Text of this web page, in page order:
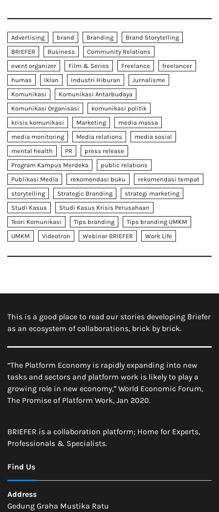
Advertising brand Branding
Brand Storytelling
BRIEFER
Business
Community Relations
event organizer
Film & Series Freelance
freelancer
humas
Iklan Industri Hiburan
Jurnalisme
Komunikasi
Komunikasi Antarbudaya
Komunikasi Organisasi
komunikasi politik
krisis komunikasi
Marketing
media massa
media monitoring
Media relations
media sosial
mental health
PR
press release
Program Kampus Merdeka
public relations
Publikasi Media
rekomendasi buku
rekomendasi tempat
storytelling
Strategic Branding
strategi marketing
Studi Kasus
Studi Kasus Krisis Perusahaan
Teori Komunikasi
Tips branding
Tips branding UMKM
UMKM
Videotron Webinar BRIEFER Work Life
This is a good place to read our stories developing Briefer
as an ecosystem of collaborations, brick by brick.
“The Platform Economy is rapidly expanding into new
tasks and sectors and platform work is likely to play a
growing role in new economy,” World Economic Forum,
The Promise of Platform Work, Jan 2020.
BRIEFER is a collaboration platform; Home for Experts,
Professionals & Specialists.
Find Us
Address
Gedung Graha Mustika Ratu